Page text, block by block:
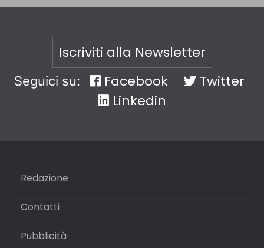
Iscriviti alla Newsletter
Seguici su: Facebook
Twitter
Linkedin
Redazione
Contatti
Pubblicità